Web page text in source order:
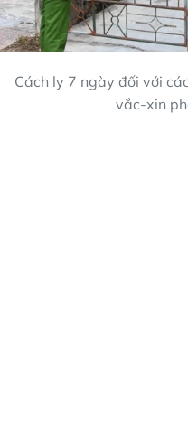
Cách ly 7 ngày đối với
vắc-xin